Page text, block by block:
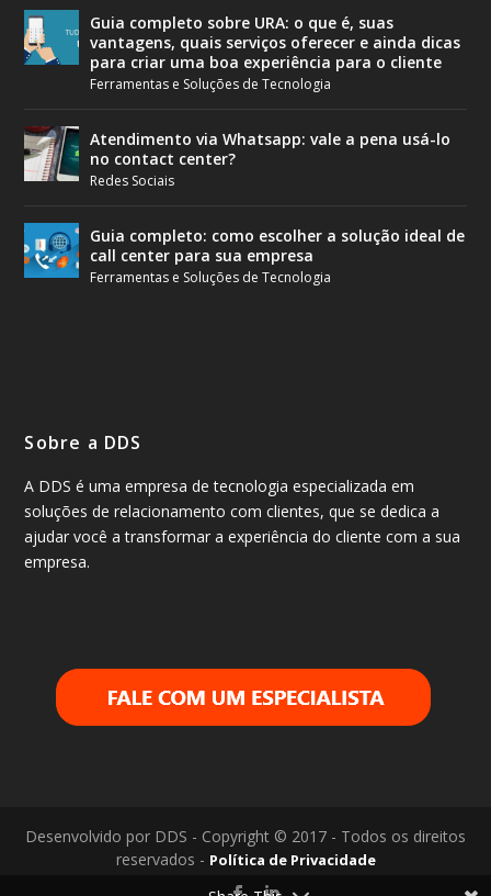
Guia completo sobre URA: o que é, suas
vantagens, quais serviços oferecer e ainda dicas
para criar uma boa experiência para o cliente
Ferramentas e Soluções de Tecnologia
Atendimento via Whatsapp: vale a pena usá-lo
no contact center?
Redes Sociais
Guia completo: como escolher a solução ideal de
call center para sua empresa
Ferramentas e Soluções de Tecnologia
Sobre a DDS
A DDS é uma empresa de tecnologia especializada em
soluções de relacionamento com clientes, que se dedica a
ajudar você a transformar a experiência do cliente com a sua
empresa.
Desenvolvido por DDS - Copyright © 2017 - Todos os direitos
reservados - Política de Privacidade